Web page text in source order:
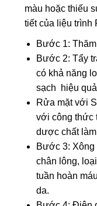
màu hoặc thiếu
tiết của liệu trình
Bước 1:
Bước 2: Tẩy
có khả năng
sạch hiệu
Rửa mặt với
với công thức
dược chất
Bước 3: Xông
chân lông,
tuần hoàn
da.